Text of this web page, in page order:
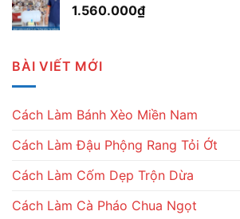
1.560.000₫
BÀI VIẾT MỚI
Cách Làm Bánh Xèo Miền Nam
Cách Làm Đậu Phộng Rang Tỏi Ớt
Cách Làm Cốm Dẹp Trộn Dừa
Cách Làm Cà Pháo Chua Ngọt